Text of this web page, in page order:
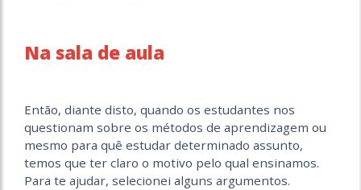
Na sala de aula
Então, diante disto, quando os estudantes nos
questionam sobre os métodos de aprendizagem ou
mesmo para quê estudar determinado assunto,
temos que ter claro o motivo pelo qual ensinamos.
Para te ajudar, selecionei alguns argumentos.